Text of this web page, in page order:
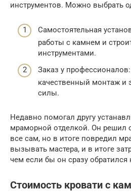
инструментов. Можно выбрать
Самостоятельная
работы с камнем и
инструментами.
Заказ у профессионалов:
качественный монтаж и
силы.
Недавно помогал другу
мраморной отделкой. Он решил
все сам, но в итоге повредил
вызывать мастера, и в итоге
чем если бы он сразу
Стоимость кровати с